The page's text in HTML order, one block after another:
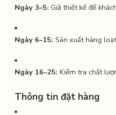
Ngày 3–5: Gửi thiết kế để
Ngày 6–15: Sản xuất hàng
Ngày 16–25: Kiểm tra chất
Thông tin đặt hàng